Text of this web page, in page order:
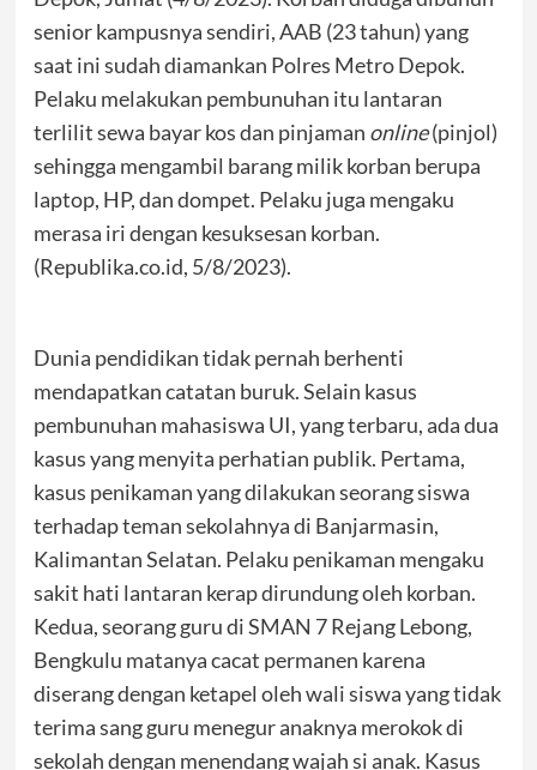
senior kampusnya sendiri, AAB (23 tahun) yang
saat ini sudah diamankan Polres Metro Depok.
Pelaku melakukan pembunuhan itu lantaran
terlilit sewa bayar kos dan pinjaman online(pinjol)
sehingga mengambil barang milik korban berupa
laptop, HP, dan dompet. Pelaku juga mengaku
merasa iri dengan kesuksesan korban.
(Republika.co.id, 5/8/2023).
Dunia pendidikan tidak pernah berhenti
mendapatkan catatan buruk. Selain kasus
pembunuhan mahasiswa UI, yang terbaru, ada dua
kasus yang menyita perhatian publik. Pertama,
kasus penikaman yang dilakukan seorang siswa
terhadap teman sekolahnya di Banjarmasin,
Kalimantan Selatan. Pelaku penikaman mengaku
sakit hati lantaran kerap dirundung oleh korban.
Kedua, seorang guru di SMAN 7 Rejang Lebong,
Bengkulu matanya cacat permanen karena
diserang dengan ketapel oleh wali siswa yang tidak
terima sang guru menegur anaknya merokok di
sekolah dengan menendang wajah si anak. Kasus